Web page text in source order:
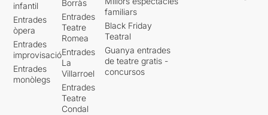
infantil
Entrades
òpera
Entrades
improvisació
Entrades
monòlegs
Borràs
Entrades
Teatre
Romea
Entrades
La
Villarroel
Entrades
Teatre
Condal
familiars
Black Friday
Teatral
Guanya entrades
de teatre gratis -
concursos